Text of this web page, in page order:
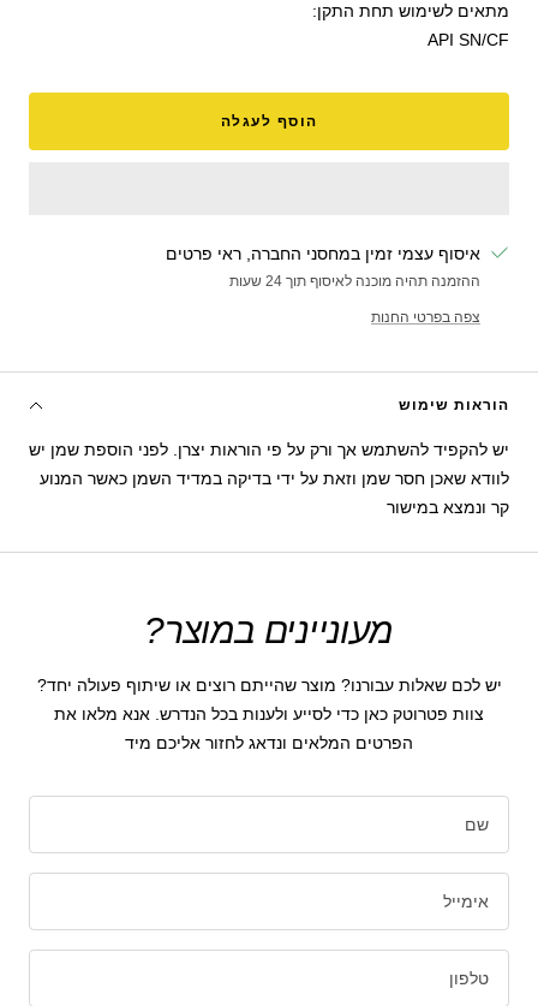
מתאים לשימוש תחת התקן:
API SN/CF
הוסף לעגלה
איסוף עצמי זמין במחסני החברה, ראי פרטים
ההזמנה תהיה מוכנה לאיסוף תוך 24 שעות
צפה בפרטי החנות
הוראות שימוש
יש להקפיד להשתמש אך ורק על פי הוראות יצרן. לפני הוספת שמן יש
לוודא שאכן חסר שמן וזאת על ידי בדיקה במדיד השמן כאשר המנוע
קר ונמצא במישור
מעוניינים במוצר?
יש לכם שאלות עבורנו? מוצר שהייתם רוצים או שיתוף פעולה יחד?
צוות פטרוטק כאן כדי לסייע ולענות בכל הנדרש. אנא מלאו את
הפרטים המלאים ונדאג לחזור אליכם מיד
שם
אימייל
טלפון